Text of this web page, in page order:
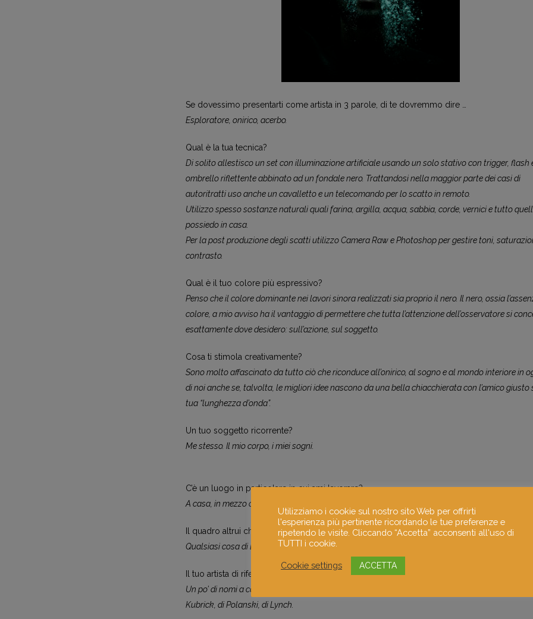
Se dovessimo presentarti come artista in 3 parole, di te dovremmo dire …
Esploratore, onirico, acerbo.
Qual è la tua tecnica?
Di solito allestisco un set con illuminazione artificiale usando un solo stativo con trigger, flash
ombrello riflettente abbinato ad un fondale nero. Trattandosi nella maggior parte dei casi di
autoritratti uso anche un cavalletto e un telecomando per lo scatto in remoto.
Utilizzo spesso sostanze naturali quali farina, argilla, acqua, sabbia, corde, vernici e tutto
possiedo in casa.
Per la post produzione degli scatti utilizzo Camera Raw e Photoshop per gestire toni,
contrasto.
Qual è il tuo colore più espressivo?
Penso che il colore dominante nei lavori sinora realizzati sia proprio il nero. Il nero, ossia
colore, a mio avviso ha il vantaggio di permettere che tutta l’attenzione dell’osservatore si
esattamente dove desidero: sull’azione, sul soggetto.
Cosa ti stimola creativamente?
Sono molto affascinato da tutto ciò che riconduce all’onirico, al sogno e al mondo interiore in
di noi anche se, talvolta, le migliori idee nascono da una bella chiacchierata con l’amico giusto
tua “lunghezza d’onda”.
Un tuo soggetto ricorrente?
Me stesso. Il mio corpo, i miei sogni.
C’è un luogo in particolare in cui ami lavorare?
A casa, in mezzo alle mie cose e dove mi sento al sicuro e rilassato.
Il quadro altrui che preferisci?
Qualsiasi cosa di Bruegel il Vecchio.
Il tuo artista di riferimento?
Un po’ di nomi a caso: Francis Bacon, Alfred Kubin, Hieronymus Bosch, Bill Viola e poi il cinema
Kubrick, di Polanski, di Lynch.
Utilizziamo i cookie sul nostro sito Web per offrirti
l'esperienza più pertinente ricordando le tue preferenze e
ripetendo le visite. Cliccando “Accetta” acconsenti all'uso di
TUTTI i cookie.
Cookie settings ACCETTA